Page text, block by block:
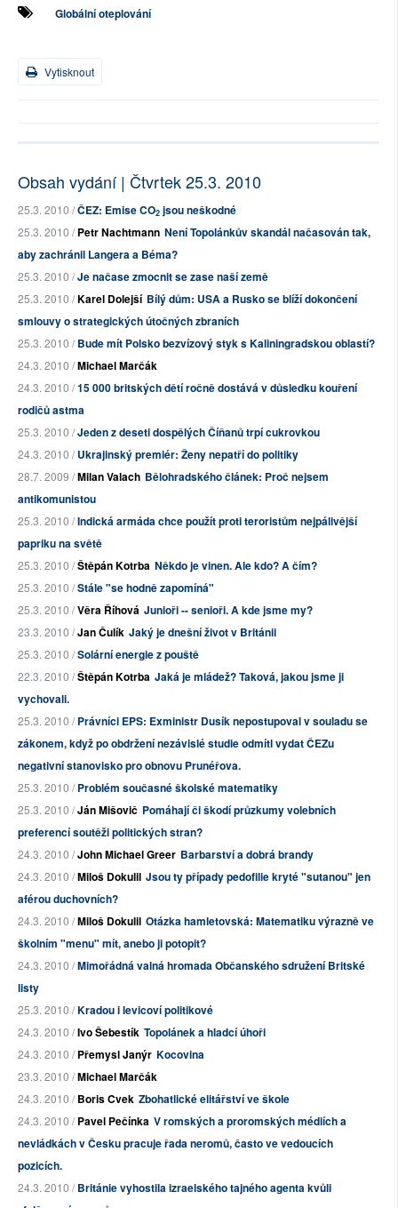
Globální oteplování
Vytisknout
Obsah vydání | Čtvrtek 25.3. 2010
25.3. 2010 /ČEZ: Emise CO2 jsou neškodné
25.3. 2010 /Petr Nachtmann Není Topolánkův skandál načasován tak,
aby zachránil Langera a Béma?
25.3. 2010 /Je načase zmocnit se zase naší země
25.3. 2010 /Karel Dolejší Bílý dům: USA a Rusko se blíží dokončení
smlouvy o strategických útočných zbraních
25.3. 2010 /Bude mít Polsko bezvízový styk s Kaliningradskou oblastí?
24.3. 2010 /Michael Marčák
24.3. 2010 /15 000 britských dětí ročně dostává v důsledku kouření
rodičů astma
25.3. 2010 /Jeden z deseti dospělých Číňanů trpí cukrovkou
24.3. 2010 /Ukrajinský premiér: Ženy nepatří do politiky
28.7. 2009 /Milan Valach Bělohradského článek: Proč nejsem
antikomunistou
25.3. 2010 /Indická armáda chce použít proti teroristům nejpálivější
papriku na světě
25.3. 2010 /Štěpán Kotrba Někdo je vinen. Ale kdo? A čím?
25.3. 2010 /Stále "se hodně zapomíná"
25.3. 2010 /Věra Říhová Junioři -- senioři. A kde jsme my?
23.3. 2010 /Jan Čulík Jaký je dnešní život v Británii
25.3. 2010 /Solární energie z pouště
22.3. 2010 /Štěpán Kotrba Jaká je mládež? Taková, jakou jsme ji
vychovali.
25.3. 2010 /Právníci EPS: Exministr Dusík nepostupoval v souladu se
zákonem, když po obdržení nezávislé studie odmítl vydat ČEZu
negativní stanovisko pro obnovu Prunéřova.
25.3. 2010 /Problém současné školské matematiky
25.3. 2010 /Ján Mišovič Pomáhají či škodí průzkumy volebních
preferencí soutěži politických stran?
24.3. 2010 /John Michael Greer Barbarství a dobrá brandy
24.3. 2010 /Miloš Dokulil Jsou ty případy pedofilie kryté "sutanou" jen
aférou duchovních?
24.3. 2010 /Miloš Dokulil Otázka hamletovská: Matematiku výrazně ve
školním "menu" mít, anebo ji potopit?
24.3. 2010 /Mimořádná valná hromada Občanského sdružení Britské
listy
25.3. 2010 /Kradou i levicoví politikové
24.3. 2010 /Ivo Šebestík Topolánek a hladcí úhoři
24.3. 2010 /Přemysl Janýr Kocovina
23.3. 2010 /Michael Marčák
24.3. 2010 /Boris Cvek Zbohatlické elitářství ve škole
24.3. 2010 /Pavel Pečínka V romských a proromských médiích a
nevládkách v Česku pracuje řada neromů, často ve vedoucích
pozicích.
24.3. 2010 /Británie vyhostila izraelského tajného agenta kvůli